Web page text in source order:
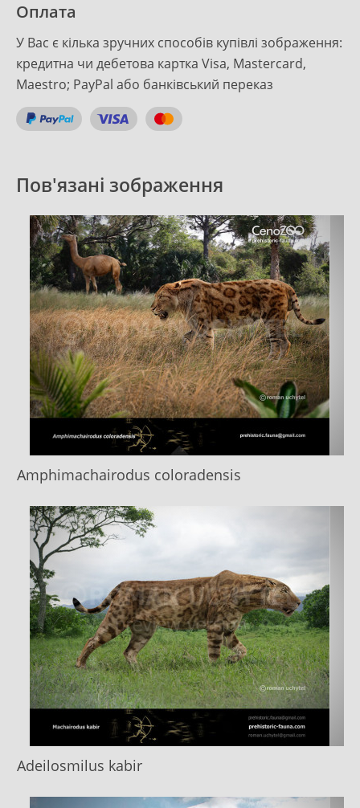
Оплата
У Вас є кілька зручних способів купівлі зображення:
кредитна чи дебетова картка Visa, Mastercard,
Maestro; PayPal або банківський переказ
Пов'язані зображення
Amphimachairodus coloradensis
Adeilosmilus kabir